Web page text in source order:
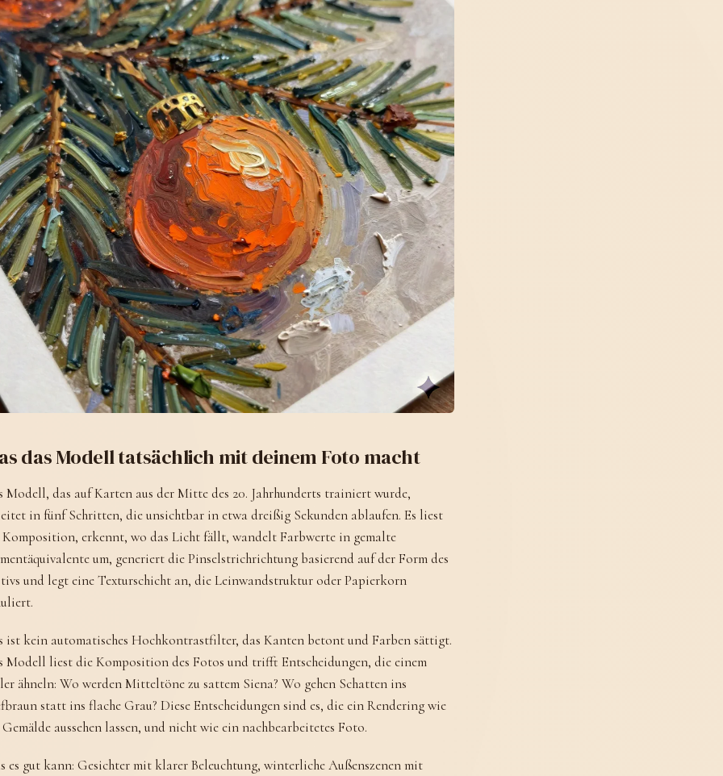
das Modell tatsächlich mit deinem Foto macht
Modell, das auf Karten aus der Mitte des 20. Jahrhunderts trainiert wurde,
in fünf Schritten, die unsichtbar in etwa dreißig Sekunden ablaufen. Es liest
erkennt, wo das Licht fällt, wandelt Farbwerte in gemalte
um, generiert die Pinselstrichrichtung basierend auf der Form des
und legt eine Texturschicht an, die Leinwandstruktur oder Papierkorn
ist kein automatisches Hochkontrastfilter, das Kanten betont und Farben sättigt.
Modell liest die Komposition des Fotos und trifft Entscheidungen, die einem
ähneln: Wo werden Mitteltöne zu sattem Siena? Wo gehen Schatten ins
statt ins flache Grau? Diese Entscheidungen sind es, die ein Rendering wie
aussehen lassen, und nicht wie ein nachbearbeitetes Foto.
es gut kann: Gesichter mit klarer Beleuchtung, winterliche Außenszenen mit